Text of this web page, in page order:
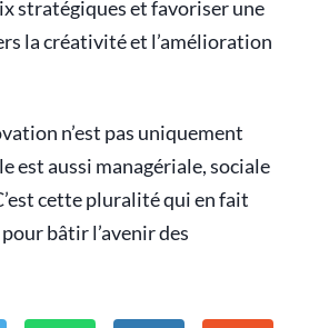
stratégiques et favoriser une
la créativité et l’amélioration
n’est pas uniquement
est aussi managériale, sociale
cette pluralité qui en fait
bâtir l’avenir des